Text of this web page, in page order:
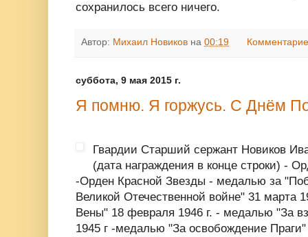
сохранилось всего ничего.
Автор: Михаил Новиков на 00:19
суббота, 9 мая 2015 г.
Я помню. Я горжусь. С Днём
Гвардии Старший сержант Новиков
(дата награждения в конце строки) -
-Орден Красной Звезды - медалью за
Великой Отечественной войне" 31 марта
Вены" 18 февраля 1946 г. - медалью "За
1945 г -медалью "За освобождение